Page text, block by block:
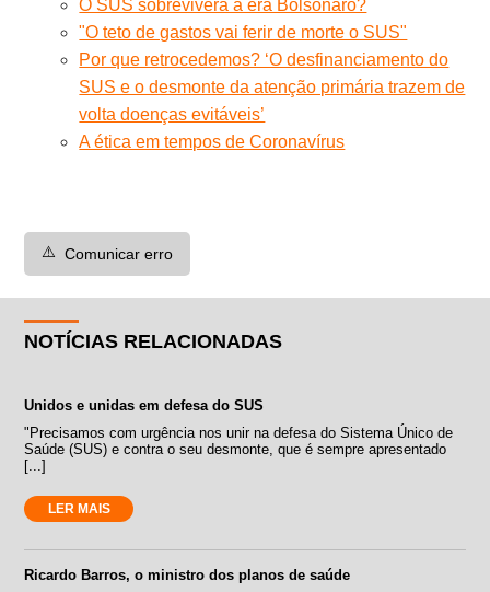
O SUS sobreviverá à era Bolsonaro?
"O teto de gastos vai ferir de morte o SUS"
Por que retrocedemos? ‘O desfinanciamento do
SUS e o desmonte da atenção primária trazem de
volta doenças evitáveis’
A ética em tempos de Coronavírus
⚠️ Comunicar erro
NOTÍCIAS RELACIONADAS
Unidos e unidas em defesa do SUS
"Precisamos com urgência nos unir na defesa do Sistema Único de
Saúde (SUS) e contra o seu desmonte, que é sempre apresentado
[...]
LER MAIS
Ricardo Barros, o ministro dos planos de saúde